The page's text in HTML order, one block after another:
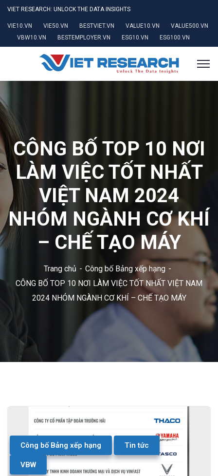
VIET RESEARCH: UNLOCK THE DATA INSIGHTS
VIE10.VN VIE50.VN BESTVIET.VN VALUE10.VN
VALUE500.VN
VBW10.VN
BESTEMPLOYER.VN ESG10.VN ESG100.VN
CÔNG BỐ TOP 10 NƠI
LÀM VIỆC TỐT NHẤT
VIỆT NAM 2024
NHÓM NGÀNH CƠ KHÍ
– CHẾ TẠO MÁY
Trang chủ
Công bố Bảng xếp hạng
CÔNG BỐ TOP 10 NƠI LÀM VIỆC TỐT NHẤT VIỆT NAM
2024 NHÓM NGÀNH CƠ KHÍ – CHẾ TẠO MÁY
Công bố Bảng xếp hạng Tin tức
VBW